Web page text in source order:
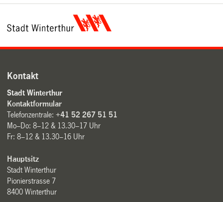
Kontakt
Stadt Winterthur
Kontaktformular
Telefonzentrale:+41 52 267 51 51
Mo–Do: 8–12 & 13.30–17 Uhr
Fr: 8–12 & 13.30–16 Uhr
Hauptsitz
Stadt Winterthur
Pionierstrasse 7
8400 Winterthur